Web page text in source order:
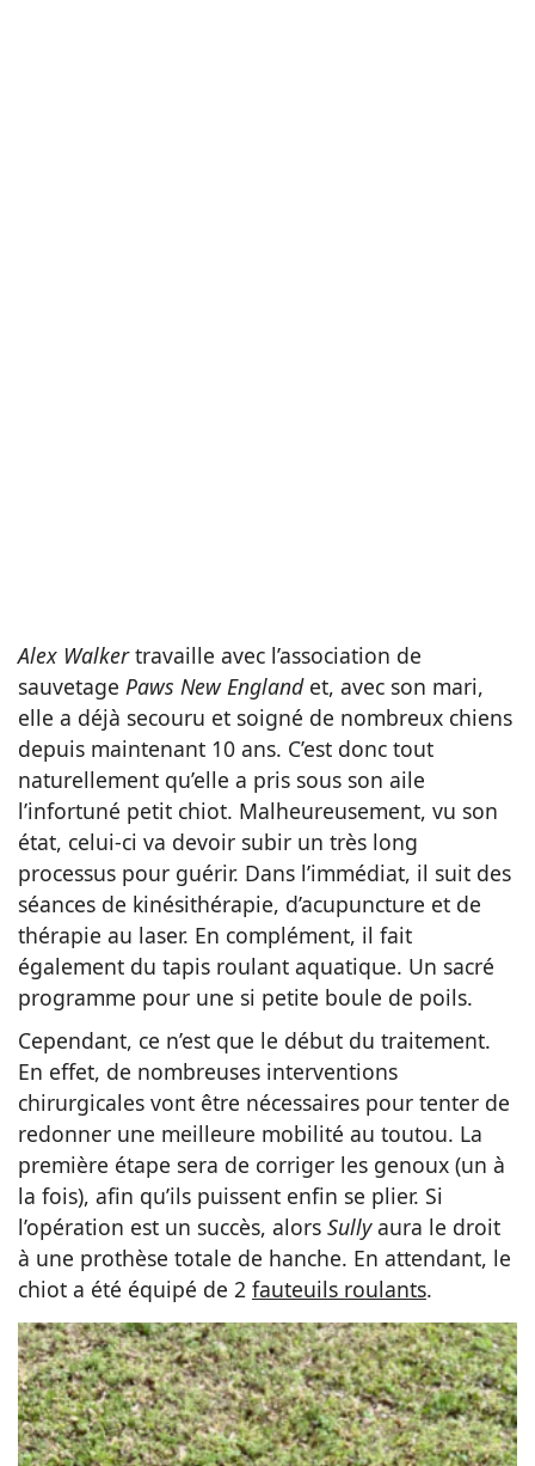
Alex Walkertravaille avec l’association de
sauvetage Paws New Englandet, avec son mari,
elle a déjà secouru et soigné de nombreux chiens
depuis maintenant 10 ans. C’est donc tout
naturellement qu’elle a pris sous son aile
l’infortuné petit chiot. Malheureusement, vu son
état, celui-ci va devoir subir un très long
processus pour guérir. Dans l’immédiat, il suit des
séances de kinésithérapie, d’acupuncture et de
thérapie au laser. En complément, il fait
également du tapis roulant aquatique. Un sacré
programme pour une si petite boule de poils.
Cependant, ce n’est que le début du traitement.
En effet, de nombreuses interventions
chirurgicales vont être nécessaires pour tenter de
redonner une meilleure mobilité au toutou. La
première étape sera de corriger les genoux (un à
la fois), afin qu’ils puissent enfin se plier. Si
l’opération est un succès, alors Sullyaura le droit
à une prothèse totale de hanche. En attendant, le
chiot a été équipé de 2 fauteuils roulants.